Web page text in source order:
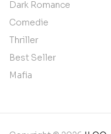
Dark Romance
Comedie
Thriller
Best Seller
Mafia